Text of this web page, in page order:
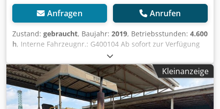
Anfragen Anrufen
Zustand: gebraucht, Baujahr: 2019, Betriebsstunden: 4.600
h, Interne Fahrzeugnr.: G400104 Ab sofort zur Verfügung
auf unserem Hof in Kaufungen Cedpfx Adsyxa Rasrjrf
Mehr INFO unter: * Golec Nutzfahrzeuge GmbH (Deutsch,
English, Bulgarisch, Russisch) * Viktoria Sologubova
(Polnisch, Russisch, Ukrainisch, English) Einbaubohlen AB
500-3 Von 2,55 bis 5,00 m stufenlos ausfahrbar Mit
Verbreiterungsteilen auf bis zu 8 m erweiterbar
Kleinanzeige